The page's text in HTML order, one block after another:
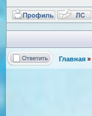
Главная »